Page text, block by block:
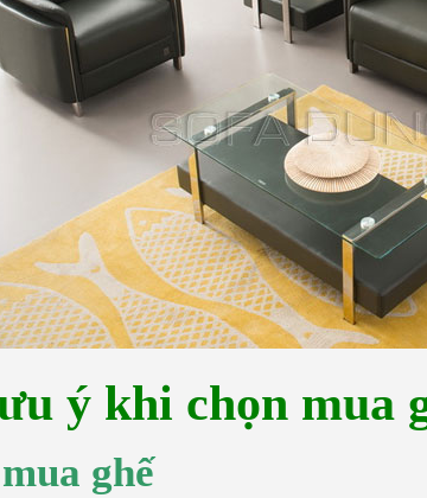
ý khi chọn mua
ghế